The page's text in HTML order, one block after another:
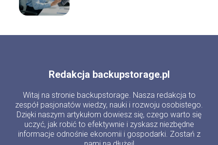
Redakcja backupstorage.pl
Witaj na stronie backupstorage. Nasza redakcja to
zespół pasjonatów wiedzy, nauki i rozwoju osobistego.
Dzięki naszym artykułom dowiesz się, czego warto się
uczyć, jak robić to efektywnie i zyskasz niezbędne
informacje odnośnie ekonomii i gospodarki. Zostań z